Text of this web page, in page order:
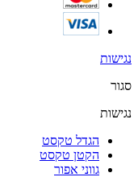
נגישות
סגור
נגישות
הגדל טקסט
הקטן טקסט
גווני אפור